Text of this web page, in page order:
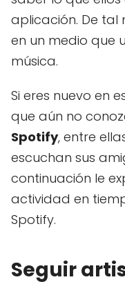
aplicación. De tal
en un medio que
música.
Si eres nuevo en
que aún no
Spotify, entre
escuchan sus
continuación le
actividad en
Spotify.
Seguir